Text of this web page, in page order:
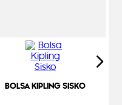
BOLSA KIPLING SISKO